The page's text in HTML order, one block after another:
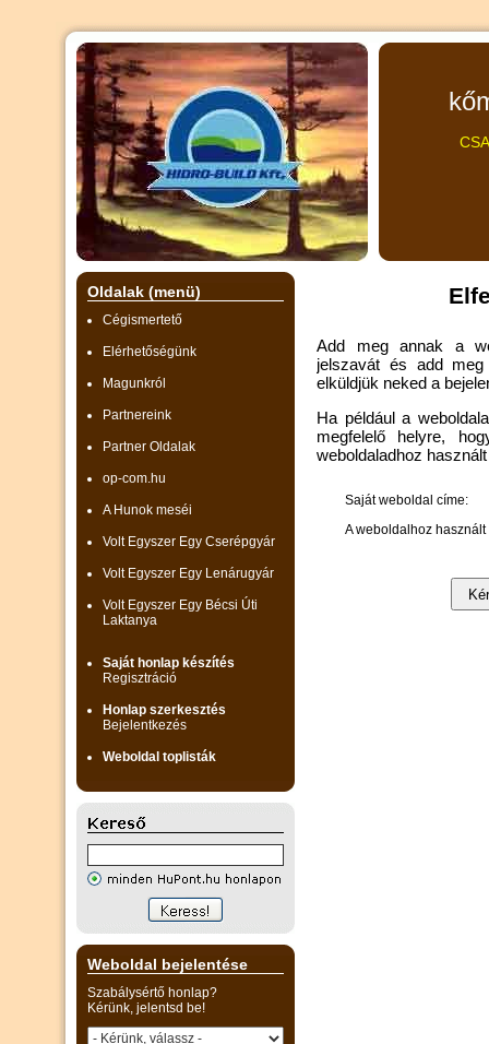
Oldalak (menü)
Cégismertető
Elérhetőségünk
Magunkról
Partnereink
Partner Oldalak
op-com.hu
A Hunok meséi
Volt Egyszer Egy Cserépgyár
Volt Egyszer Egy Lenárugyár
Volt Egyszer Egy Bécsi Úti
Laktanya
Saját honlap készítés
Regisztráció
Honlap szerkesztés
Bejelentkezés
Weboldal toplisták
Weboldal bejelentése
Szabálysértő honlap?
Kérünk, jelentsd be!
Add meg annak a
jelszavát és add
elküldjük neked a
Ha például a
megfelelő helyre,
weboldaladhoz
Saját weboldal címe:
A weboldalhoz